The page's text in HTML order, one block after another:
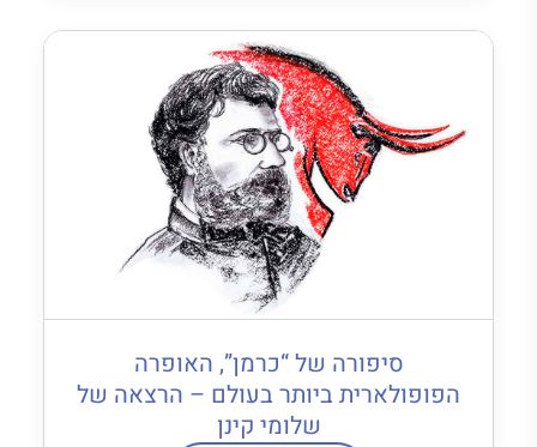
סיפורה של “כרמן”, האופרה
הפופולארית ביותר בעולם – הרצאה של
שלומי קינן